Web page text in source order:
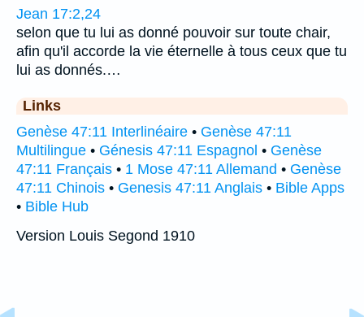
Jean 17:2,24
selon que tu lui as donné pouvoir sur toute chair,
afin qu'il accorde la vie éternelle à tous ceux que tu
lui as donnés.…
Links
Genèse 47:11 Interlinéaire • Genèse 47:11
Multilingue • Génesis 47:11 Espagnol • Genèse
47:11 Français • 1 Mose 47:11 Allemand • Genèse
47:11 Chinois • Genesis 47:11 Anglais • Bible Apps
• Bible Hub
Version Louis Segond 1910